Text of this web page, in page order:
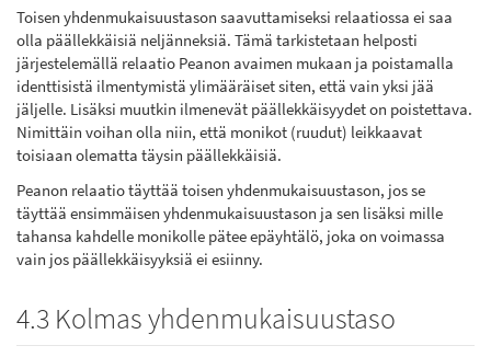
Toisen yhdenmukaisuustason saavuttamiseksi relaatiossa ei saa
olla päällekkäisiä neljänneksiä. Tämä tarkistetaan helposti
järjestelemällä relaatio Peanon avaimen mukaan ja poistamalla
identtisistä ilmentymistä ylimääräiset siten, että vain yksi jää
jäljelle. Lisäksi muutkin ilmenevät päällekkäisyydet on poistettava.
Nimittäin voihan olla niin, että monikot (ruudut) leikkaavat
toisiaan olematta täysin päällekkäisiä.
Peanon relaatio täyttää toisen yhdenmukaisuustason, jos se
täyttää ensimmäisen yhdenmukaisuustason ja sen lisäksi mille
tahansa kahdelle monikolle pätee epäyhtälö, joka on voimassa
vain jos päällekkäisyyksiä ei esiinny.
4.3 Kolmas yhdenmukaisuustaso